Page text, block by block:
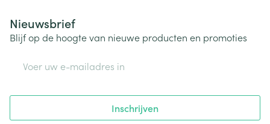
Nieuwsbrief
Blijf op de hoogte van nieuwe producten en promoties
Inschrijven